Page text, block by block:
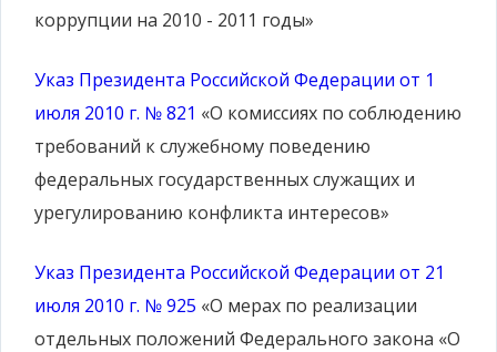
коррупции на 2010 - 2011 годы»
Указ Президента Российской Федерации от 1
июля 2010 г. № 821 «О комиссиях по соблюдению
требований к служебному поведению
федеральных государственных служащих и
урегулированию конфликта интересов»
Указ Президента Российской Федерации от 21
июля 2010 г. № 925 «О мерах по реализации
отдельных положений Федерального закона «О